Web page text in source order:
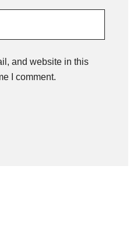
and website in this
I comment.